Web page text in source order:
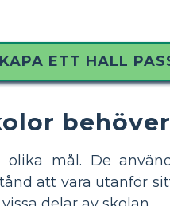
ETT HALL
mål. De
att vara utanför